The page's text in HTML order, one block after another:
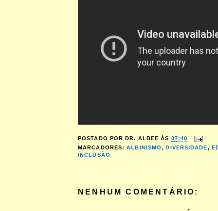
POSTADO POR DR. ALBEE ÀS 07:40
MARCADORES:ALBINISMO,DIVERSIDADE,
INCLUSÃO
NENHUM COMENTÁRIO: